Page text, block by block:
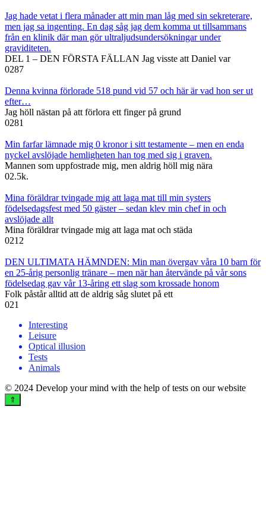
Jag hade vetat i flera månader att min man låg med sin sekreterare,
men jag sa ingenting. En dag såg jag dem komma ut tillsammans
från en klinik där man gör ultraljudsundersökningar under
graviditeten.
DEL 1 – DEN FÖRSTA FÄLLAN Jag visste att Daniel var
0287
Denna kvinna förlorade 518 pund vid 57 och här är vad hon ser ut
efter…
Jag höll nästan på att förlora ett finger på grund
0281
Min farfar lämnade mig 0 kronor i sitt testamente – men en enda
nyckel avslöjade hemligheten han tog med sig i graven.
Mannen som uppfostrade mig, men aldrig höll mig nära
02.5k.
Mina föräldrar tvingade mig att laga mat till min systers
födelsedagsfest med 50 gäster – sedan klev min chef in och
avslöjade allt
Mina föräldrar tvingade mig att laga mat och städa
0212
DEN ULTIMATA HÄMNDEN: Min man övergav våra 10 barn för
en 25-årig personlig tränare – men när han återvände på vår sons
födelsedag gav vår 13-åring ett slag som krossade honom
Folk påstår alltid att de aldrig såg slutet på ett
021
Interesting
Leisure
Optical illusion
Tests
Animals
© 2024 Develop your mind with the help of tests on our website